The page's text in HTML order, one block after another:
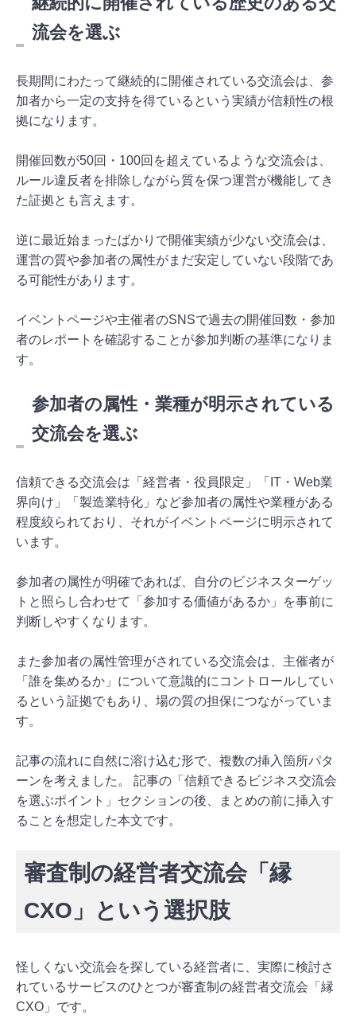
流会を選ぶ
長期間にわたって継続的に開催されている交流会は、参
加者から一定の支持を得ているという実績が信頼性の根
拠になります。
開催回数が50回・100回を超えているような交流会は、
ルール違反者を排除しながら質を保つ運営が機能してき
た証拠とも言えます。
逆に最近始まったばかりで開催実績が少ない交流会は、
運営の質や参加者の属性がまだ安定していない段階であ
る可能性があります。
イベントページや主催者のSNSで過去の開催回数・参加
者のレポートを確認することが参加判断の基準になりま
す。
参加者の属性・業種が明示されている
交流会を選ぶ
信頼できる交流会は「経営者・役員限定」「IT・Web業
界向け」「製造業特化」など参加者の属性や業種がある
程度絞られており、それがイベントページに明示されて
います。
参加者の属性が明確であれば、自分のビジネスターゲッ
トと照らし合わせて「参加する価値があるか」を事前に
判断しやすくなります。
また参加者の属性管理がされている交流会は、主催者が
「誰を集めるか」について意識的にコントロールしてい
るという証拠でもあり、場の質の担保につながっていま
す。
記事の流れに自然に溶け込む形で、複数の挿入箇所パタ
ーンを考えました。 記事の「信頼できるビジネス交流会
を選ぶポイント」セクションの後、まとめの前に挿入す
ることを想定した本文です。
審査制の経営者交流会「縁
CXO」という選択肢
怪しくない交流会を探している経営者に、実際に検討さ
れているサービスのひとつが審査制の経営者交流会「縁
CXO」です。